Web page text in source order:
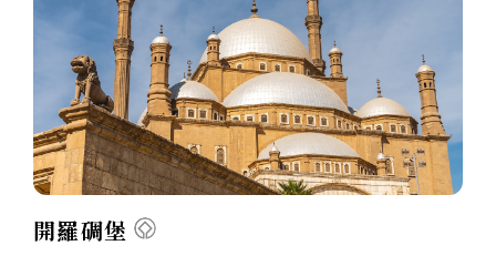
開羅碉堡